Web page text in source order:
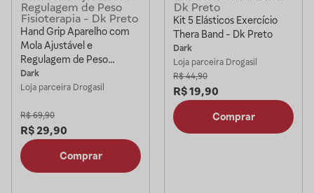
Hand Grip Aparelho com
Mola Ajustável e
Regulagem de Peso
Fisioterapia - Dk Preto
Dark
Loja parceira Drogasil
R$ 69,90
R$ 29,90
Comprar
Kit 5 Elásticos Exercício
Thera Band - Dk Preto
Dark
Loja parceira Drogasil
R$ 44,90
R$19,90
Comprar